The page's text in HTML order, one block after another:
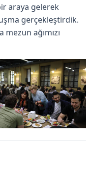
araya gelerek
gerçekleştirdik.
ağımızı